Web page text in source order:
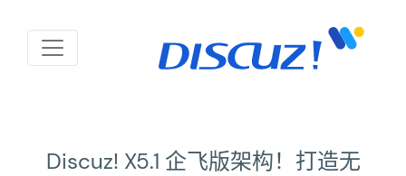
Discuz! X5.1 企飞版架构！打造无